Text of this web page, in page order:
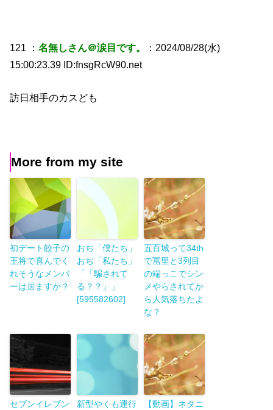
121 ：名無しさん＠涙目です。
：2024/08/28(水)
15:00:23.39 ID:fnsgRcW90.net
訪日相手のカスども
More from my site
初デート餃子の
王将で喜んでく
れそうなメンバ
ーは居ますか？
おぢ「僕たち」
おぢ「私たち」
「「騙されて
る？？」」
[595582602]
五百城って34th
で冨里と3列目
の端っこでシン
メやらされてか
ら人気落ちたよ
な？
セブンイレブン
新型やくも運行
【動画】ネタニ